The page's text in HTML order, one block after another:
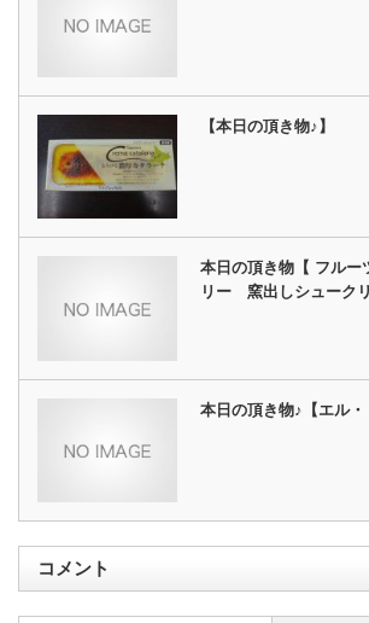
【本日の頂き物♪】
本日の頂き物【 フルー
リー 窯出しシューク
本日の頂き物♪【エル・
コメント